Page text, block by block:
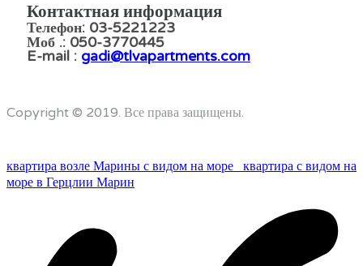
Контактная информация
Телефон: 03-5221223
Моб .: 050-3770445
E-mail : gadi@tlvapartments.com
Copyright © 2019. Все права защищены.
квартира возле Марины с видом на море квартира с видом на
море в Герцлии Марин